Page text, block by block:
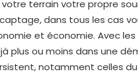
terrain votre propre
dans tous les cas
et économie. Avec
plus ou moins dans une
notamment celles